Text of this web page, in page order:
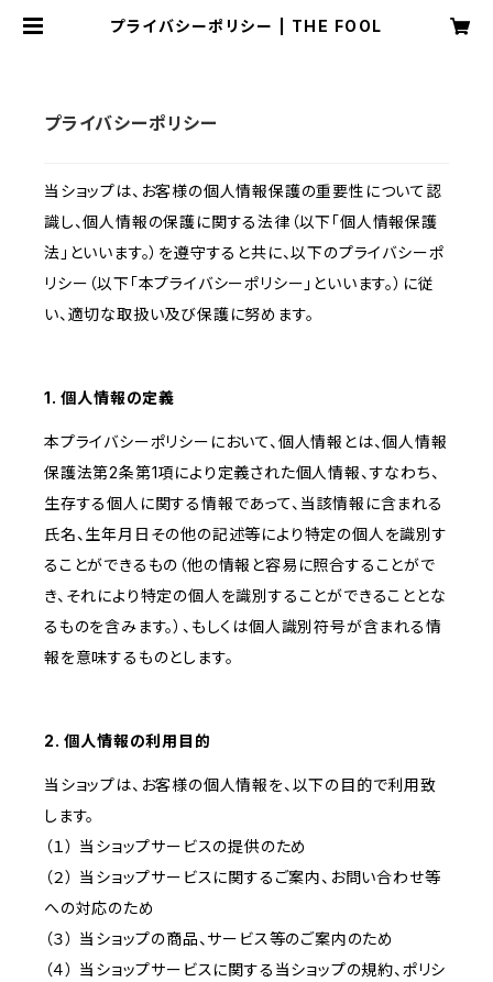
プライバシーポリシー | THE FOOL
プライバシーポリシー
当ショップは、お客様の個人情報保護の重要性について認
識し、個人情報の保護に関する法律（以下「個人情報保護
法」といいます。）を遵守すると共に、以下のプライバシーポ
リシー（以下「本プライバシーポリシー」といいます。）に従
い、適切な取扱い及び保護に努めます。
1. 個人情報の定義
本プライバシーポリシーにおいて、個人情報とは、個人情報
保護法第2条第1項により定義された個人情報、すなわち、
生存する個人に関する情報であって、当該情報に含まれる
氏名、生年月日その他の記述等により特定の個人を識別す
ることができるもの（他の情報と容易に照合することがで
き、それにより特定の個人を識別することができることとな
るものを含みます。）、もしくは個人識別符号が含まれる情
報を意味するものとします。
2. 個人情報の利用目的
当ショップは、お客様の個人情報を、以下の目的で利用致
します。
（１） 当ショップサービスの提供のため
（２） 当ショップサービスに関するご案内、お問い合わせ等
への対応のため
（３） 当ショップの商品、サービス等のご案内のため
（４） 当ショップサービスに関する当ショップの規約、ポリシ